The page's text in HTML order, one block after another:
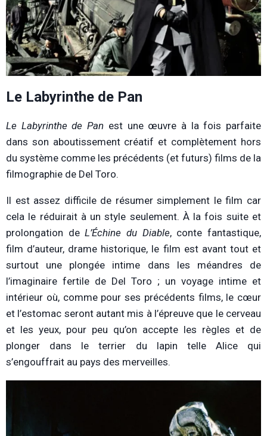
Le Labyrinthe de Pan
Le Labyrinthe de Pan est une œuvre à la fois parfaite
dans son aboutissement créatif et complètement hors
du système comme les précédents (et futurs) films de la
filmographie de Del Toro.
Il est assez difficile de résumer simplement le film car
cela le réduirait à un style seulement. À la fois suite et
prolongation deL’Échine du Diable, conte fantastique,
film d’auteur, drame historique, le film est avant tout et
surtout une plongée intime dans les méandres de
l’imaginaire fertile de Del Toro ; un voyage intime et
intérieur où, comme pour ses précédents films, le cœur
et l’estomac seront autant mis à l’épreuve que le cerveau
et les yeux, pour peu qu’on accepte les règles et de
plonger dans le terrier du lapin telle Alice qui
s’engouffrait au pays des merveilles.